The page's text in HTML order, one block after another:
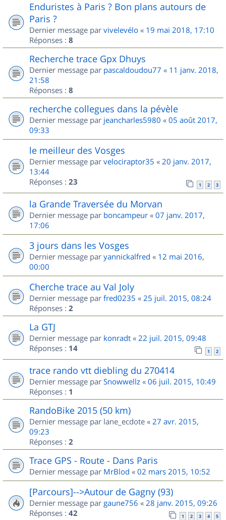
Enduristes à Paris ? Bon plans autours de
Paris ?
Dernier message par vivelevélo « 19 mai 2018, 17:10
Réponses : 8
Recherche trace Gpx Dhuys
Dernier message par pascaldoudou77 « 11 janv. 2018,
21:58
Réponses : 8
recherche collegues dans la pévèle
Dernier message par jeancharles5980 « 05 août 2017,
09:33
le meilleur des Vosges
Dernier message par velociraptor35 « 20 janv. 2017,
13:44
Réponses : 23 1 2 3
la Grande Traversée du Morvan
Dernier message par boncampeur « 07 janv. 2017,
17:06
3 jours dans les Vosges
Dernier message par yannickalfred « 12 mai 2016,
00:00
Cherche trace au Val Joly
Dernier message par fred0235 « 25 juil. 2015, 08:24
Réponses : 2
La GTJ
Dernier message par konradt « 22 juil. 2015, 09:48
Réponses : 14 1 2
trace rando vtt diebling du 270414
Dernier message par Snowwellz « 06 juil. 2015, 10:49
Réponses : 1
RandoBike 2015 (50 km)
Dernier message par lane_ecdote « 27 avr. 2015,
09:23
Réponses : 2
Trace GPS - Route - Dans Paris
Dernier message par MrBlod « 02 mars 2015, 10:52
[Parcours]-->Autour de Gagny (93)
Dernier message par gaune756 « 28 janv. 2015, 09:26
Réponses : 42 1 2 3 4 5